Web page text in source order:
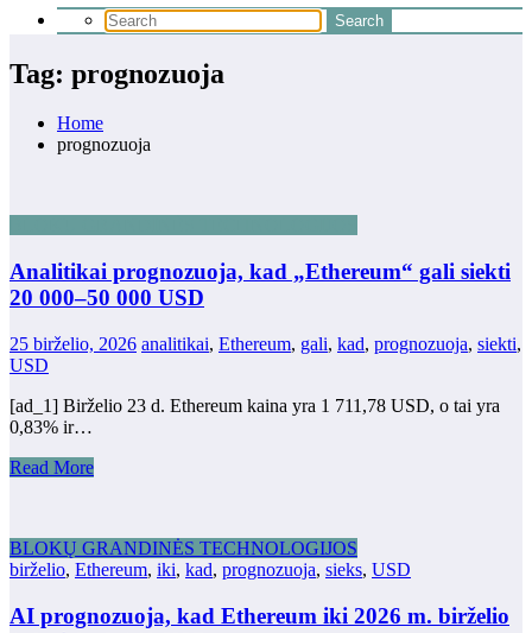
Tag: prognozuoja
Home
prognozuoja
Analitikai prognozuoja, kad „Ethereum“ gali siekti
20 000–50 000 USD
25 birželio, 2026 analitikai, Ethereum, gali, kad, prognozuoja, siekti,
USD
[ad_1] Birželio 23 d. Ethereum kaina yra 1 711,78 USD, o tai yra
0,83% ir…
Read More
BLOKŲ GRANDINĖS TECHNOLOGIJOS
birželio, Ethereum, iki, kad, prognozuoja, sieks, USD
AI prognozuoja, kad Ethereum iki 2026 m. birželio